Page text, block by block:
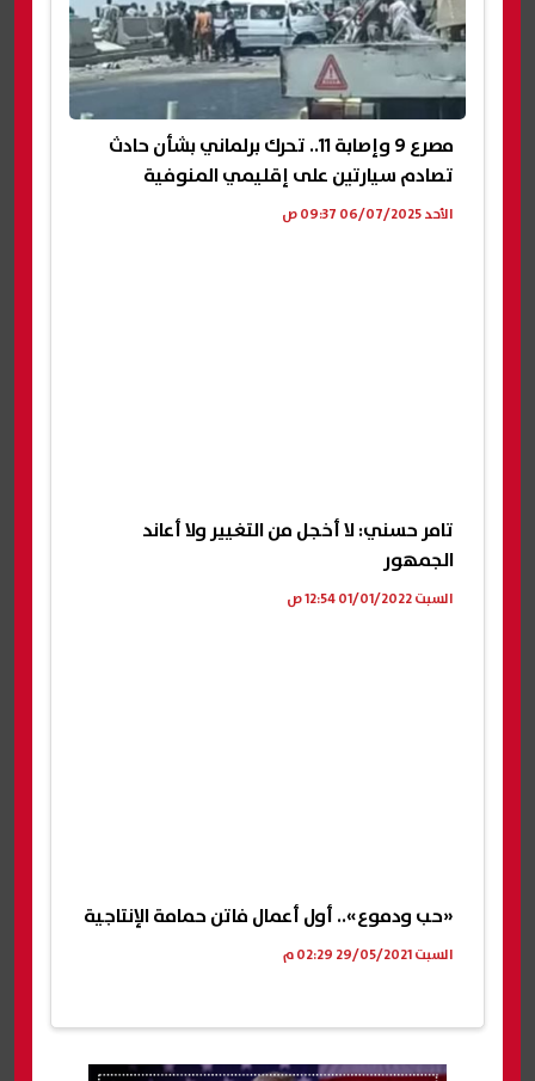
مصرع 9 وإصابة 11.. تحرك برلماني بشأن حادث
تصادم سيارتين على إقليمي المنوفية
الأحد 06/07/2025 09:37 ص
تامر حسني: لا أخجل من التغيير ولا أعاند
الجمهور
السبت 01/01/2022 12:54 ص
«حب ودموع».. أول أعمال فاتن حمامة الإنتاجية
السبت 29/05/2021 02:29 م